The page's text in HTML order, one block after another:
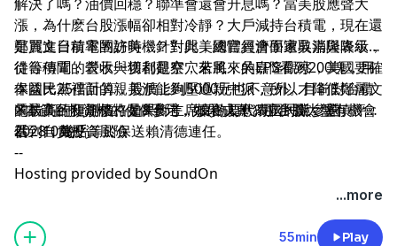
漲，為什麽台股漲幅卻相對冷靜？大戶減持台積電，現在還
是買進台積電的好時機？對此，總體經濟學家吳嘉隆表示，
從台積電的營收與獲利觀察，若將來的EPS看到200塊，用
本益比25倍計算，股價上到5000元也不意外。目前對台積
電最高的預測價格是8千元，如果成真，那台股大盤有機會
看到10萬點。
鄭麗文日前率團訪美，針對與美國官員會面遭取消與降級接
待等傳聞，表示一切都是空穴來風，吳嘉隆觀察，美國要確
保國民黨裡面的親美派能夠壓過親中派，所以才降低鄭麗文
的訪美行程規格。如果鄭主席真的要代表國民黨參選
2028，幾乎等於保送賴清德連任。
※本節目投資標的僅供參考，投資人應獨立判斷、審慎評
估、自負投資風險
--
Hosting provided bySoundOn
...more
55min Play